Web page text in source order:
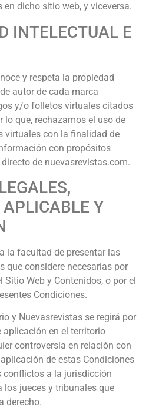
dicho sitio web, y viceversa.
INTELECTUAL E
y respeta la propiedad
autor de cada marca
y/o folletos virtuales citados
lo que, rechazamos el uso de
con la finalidad de
con propósitos
de nuevasrevistas.com.
Y
la facultad de presentar las
que considere necesarias por
Web y Contenidos, o por el
Condiciones.
y Nuevasrevistas se regirá por
aplicación en el territorio
controversia en relación con
de estas Condiciones
conflictos a la jurisdicción
jueces y tribunales que
derecho.